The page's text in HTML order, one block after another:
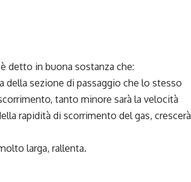
detto in buona sostanza che:
della sezione di passaggio che lo stesso
tanto minore sarà la velocità
rapidità di scorrimento del gas, crescerà
larga, rallenta.